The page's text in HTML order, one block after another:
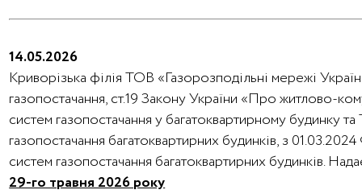
14.05.2026
Криворізька філія ТОВ «Газорозподільні мережі
газопостачання, ст.19 Закону України «Про житлово-
систем газопостачання у багатоквартирному будинку
газопостачання багатоквартирних будинків, з
систем газопостачання багатоквартирних будинків.
29-го травня 2026 року